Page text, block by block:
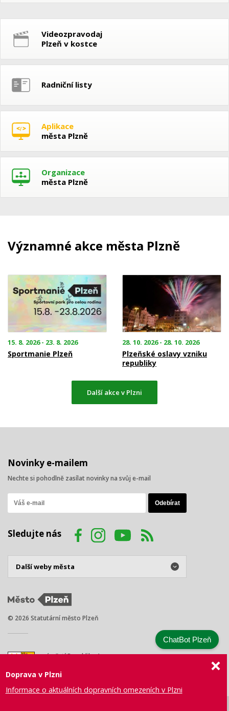
Videozpravodaj
Plzeň v kostce
Radniční listy
Aplikace
města Plzně
Organizace
města Plzně
Významné akce města Plzně
15. 8. 2026 - 23. 8. 2026
Sportmanie Plzeň
28. 10. 2026 - 28. 10. 2026
Plzeňské oslavy vzniku
republiky
Další akce v Plzni
Novinky e-mailem
Nechte si pohodlně zasílat novinky na svůj e-mail
Sledujte nás
© 2026 Statutární město Plzeň
náměstí Republiky 1
Tel.: +420 378 031 111
Doprava v Plzni
Informace o aktuálních dopravních omezeních v Plzni
ChatBot Plzeň